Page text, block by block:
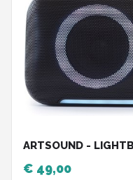
ARTSOUND -
€ 49,00